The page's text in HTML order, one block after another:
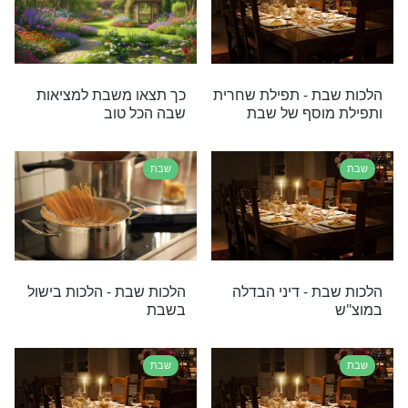
- עיסוק בצורכי
שבת
הסוד האמיתי של תוספת
שבת - שו''ת מיוחד משר
התורה מרן הגר''ח קנייבסקי